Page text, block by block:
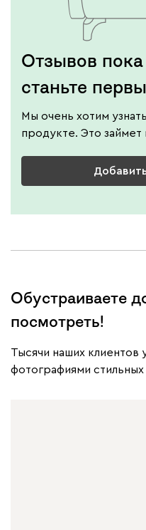
Отзывов пока
станьте
Мы очень хотим
продукте. Это займет
Обустраиваете
посмотреть!
Тысячи наших клиентов
фотографиями